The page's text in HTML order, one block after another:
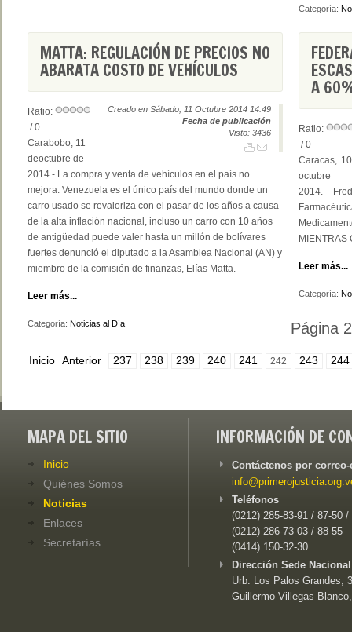
Categoría:
MATTA: REGULACIÓN DE PRECIOS NO
ABARATA COSTO DE VEHÍCULOS
Creado en Sábado, 11 Octubre 2014 14:49
Fecha de publicación
Visto: 3436
Ratio:
/ 0
Carabobo, 11
deoctubre de
2014.- La compra y venta de vehículos en el país no
mejora. Venezuela es el único país del mundo donde un
carro usado se revaloriza con el pasar de los años a causa
de la alta inflación nacional, incluso un carro con 10 años
de antigüedad puede valer hasta un millón de bolívares
fuertes denunció el diputado a la Asamblea Nacional (AN) y
miembro de la comisión de finanzas, Elías Matta.
Leer más...
Categoría: Noticias al Día
A
Ratio:
/ 0
Caracas,
octubre
2014.-
Leer más...
Categoría:
Página
Inicio Anterior 237 238 239 240 241 242 243 244
MAPA DEL SITIO
Inicio
Quiénes Somos
Noticias
Enlaces
Secretarías
INFORMACIÓN DE
Contáctenos por
Teléfonos
(0212) 285-83-91 / 87-50 /
(0212) 286-73-03 / 88-55
(0414) 150-32-30
Dirección Sede
Urb. Los Palos Grandes,
Guillermo Villegas